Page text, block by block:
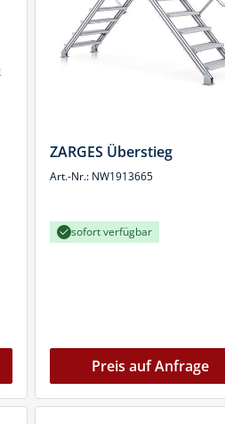
ZARGES Überstieg
Art.-Nr.: NW1913665
sofort verfügbar
Preis auf Anfrage